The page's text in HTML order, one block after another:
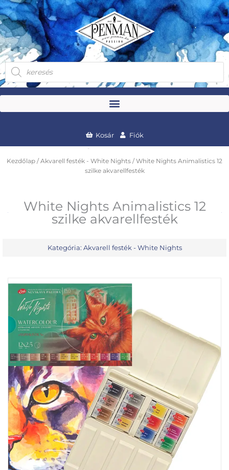
Skip
to
content
Products
search
Kosár Fiók
Kezdőlap /Akvarell festék - White Nights / White Nights Animalistics 12
szilke akvarellfesték
White Nights Animalistics 12
szilke akvarellfesték
Kategória: Akvarell festék - White Nights